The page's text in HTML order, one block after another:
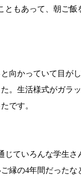
もあって、朝ご飯
向かっていて目が
。生活様式がガラ
です。
ていろんな学生
縁の4年間だったな